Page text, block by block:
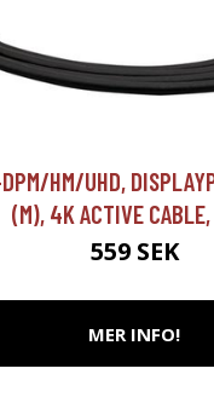
HM/UHD,
(M), 4K ACTIVE
559 SEK
MER INFO!